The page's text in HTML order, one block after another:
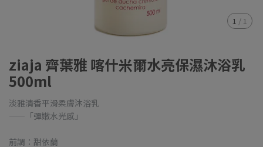
1 / 1
ziaja 齊葉雅 喀什米爾水亮保濕沐浴乳
500ml
淡雅清香平滑柔膚沐浴乳
——「彈嫩水光感」
前調：甜依蘭